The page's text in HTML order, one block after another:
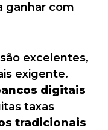
ganhar com
excelentes,
exigente.
digitais
taxas
tradicionais